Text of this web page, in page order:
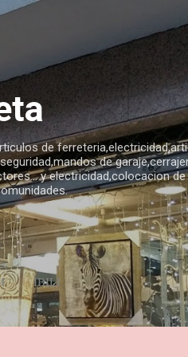
de
de
y electricidad,colocacion de
IBILI